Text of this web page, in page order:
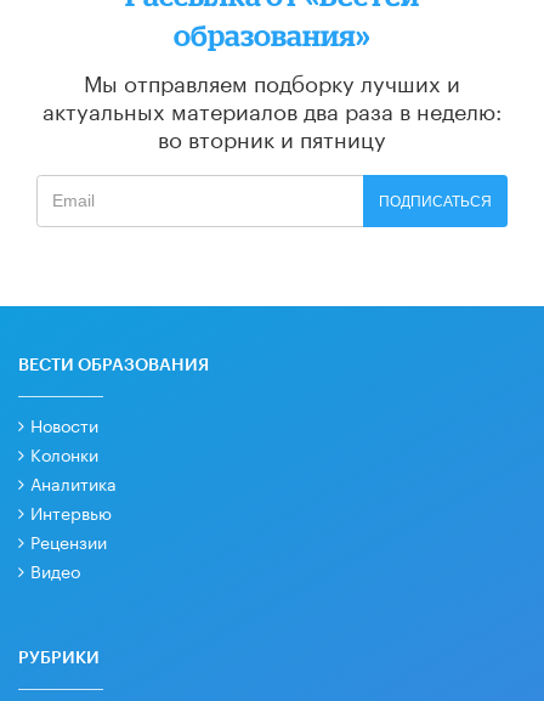
образования»
Мы отправляем подборку лучших и
актуальных материалов два раза в неделю:
во вторник и пятницу
ПОДПИСАТЬСЯ
ВЕСТИ ОБРАЗОВАНИЯ
Новости
Колонки
Аналитика
Интервью
Рецензии
Видео
РУБРИКИ